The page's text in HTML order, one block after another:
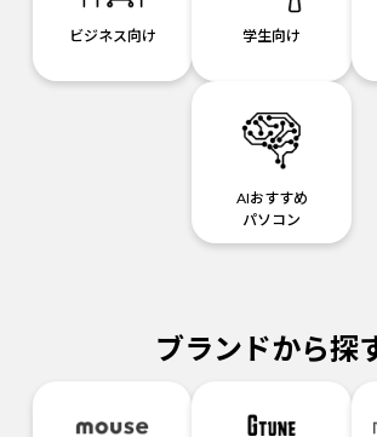
ビジネス向け 学生向け
AIおすすめ
パソコン
ブランドから探